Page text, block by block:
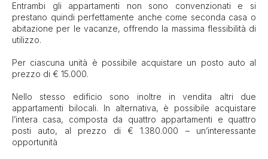
Entrambi gli appartamenti non sono convenzionati e si
prestano quindi perfettamente anche come seconda casa o
abitazione per le vacanze, offrendo la massima flessibilità di
utilizzo.
Per ciascuna unità è possibile acquistare un posto auto al
prezzo di € 15.000.
Nello stesso edificio sono inoltre in vendita altri due
appartamenti bilocali. In alternativa, è possibile acquistare
l’intera casa, composta da quattro appartamenti e quattro
posti auto, al prezzo di € 1.380.000 – un’interessante
opportunità